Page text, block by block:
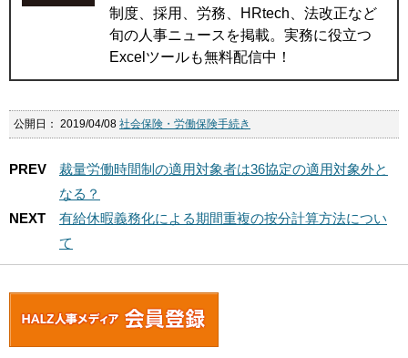
制度、採用、労務、HRtech、法改正など
旬の人事ニュースを掲載。実務に役立つ
Excelツールも無料配信中！
公開日： 2019/04/08 社会保険・労働保険手続き
PREV
裁量労働時間制の適用対象者は36協定の適用対象外と
なる？
NEXT
有給休暇義務化による期間重複の按分計算方法につい
て